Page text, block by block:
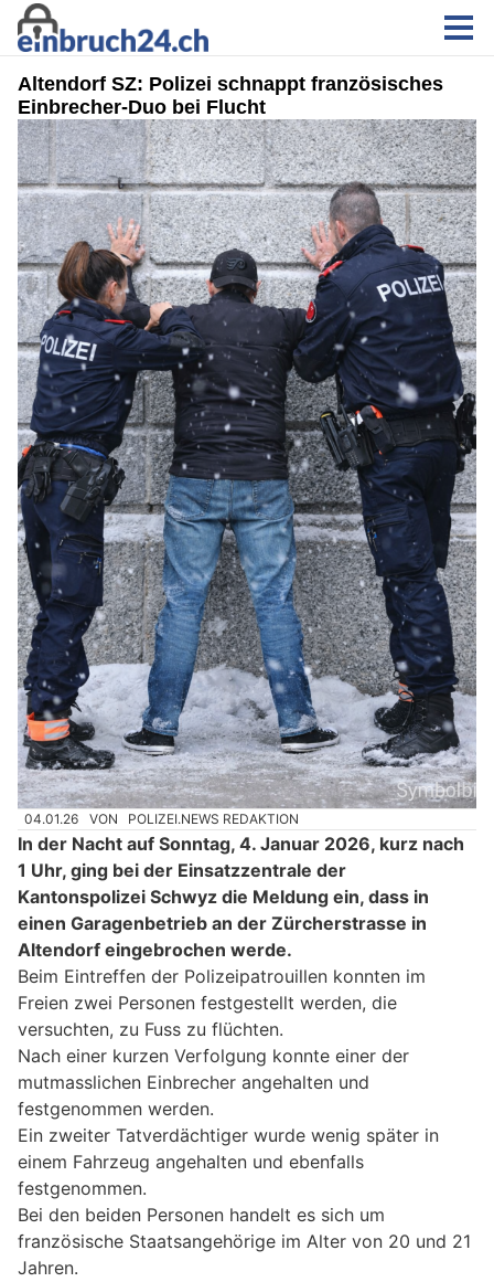
Altendorf SZ: Polizei schnappt französisches
Einbrecher-Duo bei Flucht
04.01.26 VON POLIZEI.NEWS REDAKTION
In der Nacht auf Sonntag, 4. Januar 2026, kurz nach
1 Uhr, ging bei der Einsatzzentrale der
Kantonspolizei Schwyz die Meldung ein, dass in
einen Garagenbetrieb an der Zürcherstrasse in
Altendorf eingebrochen werde.
Beim Eintreffen der Polizeipatrouillen konnten im
Freien zwei Personen festgestellt werden, die
versuchten, zu Fuss zu flüchten.
Nach einer kurzen Verfolgung konnte einer der
mutmasslichen Einbrecher angehalten und
festgenommen werden.
Ein zweiter Tatverdächtiger wurde wenig später in
einem Fahrzeug angehalten und ebenfalls
festgenommen.
Bei den beiden Personen handelt es sich um
französische Staatsangehörige im Alter von 20 und 21
Jahren.